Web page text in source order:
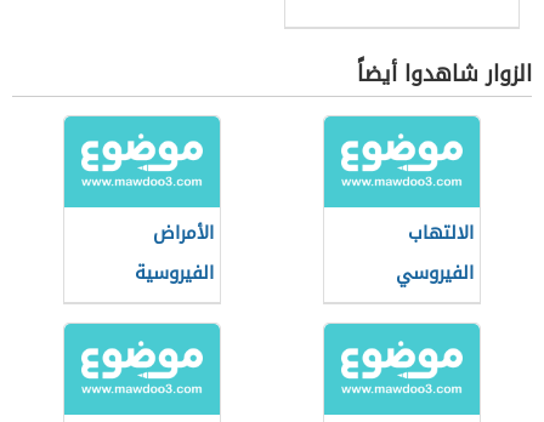
الزوار شاهدوا أيضاً
الالتهاب
الفيروسي
الأمراض
الفيروسية